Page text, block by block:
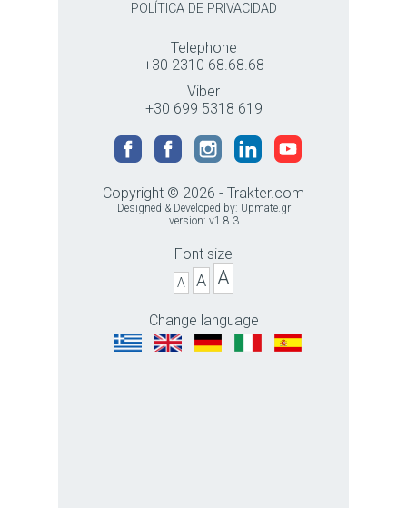
POLÍTICA DE PRIVACIDAD
Telephone
+30 2310 68.68.68
Viber
+30 699 5318 619
Copyright © 2026 - Trakter.com
Designed & Developed by: Upmate.gr
version: v1.8.3
Font size
A A A
Change language